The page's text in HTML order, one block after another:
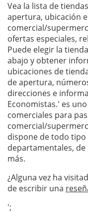
Vea la lista de
apertura, ubicación
comercial/
ofertas especiales,
Puede elegir la
abajo y obtener
ubicaciones de
de apertura,
direcciones e
Economistas.' es
comerciales para
comercial/
dispone de todo
departamentales,
más.
¿Alguna vez ha
de escribir una
';